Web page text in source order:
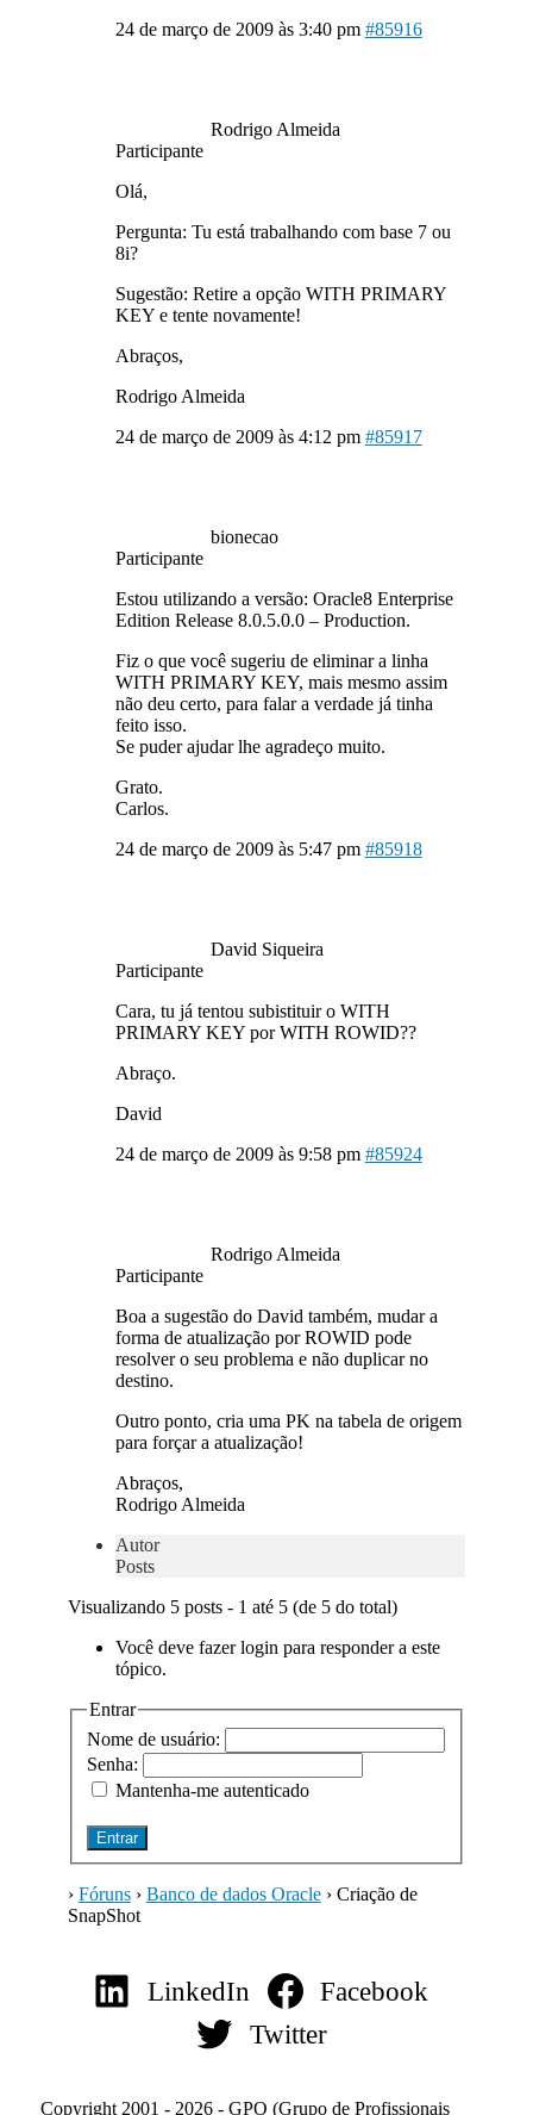
24 de março de 2009 às 3:40 pm #85916
Rodrigo Almeida
Participante
Olá,
Pergunta: Tu está trabalhando com base 7 ou
8i?
Sugestão: Retire a opção WITH PRIMARY
KEY e tente novamente!
Abraços,
Rodrigo Almeida
24 de março de 2009 às 4:12 pm #85917
bionecao
Participante
Estou utilizando a versão: Oracle8 Enterprise
Edition Release 8.0.5.0.0 – Production.
Fiz o que você sugeriu de eliminar a linha
WITH PRIMARY KEY, mais mesmo assim
não deu certo, para falar a verdade já tinha
feito isso.
Se puder ajudar lhe agradeço muito.
Grato.
Carlos.
24 de março de 2009 às 5:47 pm #85918
David Siqueira
Participante
Cara, tu já tentou subistituir o WITH
PRIMARY KEY por WITH ROWID??
Abraço.
David
24 de março de 2009 às 9:58 pm #85924
Rodrigo Almeida
Participante
Boa a sugestão do David também, mudar a
forma de atualização por ROWID pode
resolver o seu problema e não duplicar no
destino.
Outro ponto, cria uma PK na tabela de origem
para forçar a atualização!
Abraços,
Rodrigo Almeida
Autor
Posts
Visualizando 5 posts - 1 até 5 (de 5 do total)
Você deve fazer login para responder a este
tópico.
Entrar
Nome de usuário:
Senha:
Mantenha-me autenticado
Entrar
› Fóruns › Banco de dados Oracle › Criação de
SnapShot
LinkedIn
Facebook
Twitter
Copyright 2001 - 2026 - GPO (Grupo de Profissionais